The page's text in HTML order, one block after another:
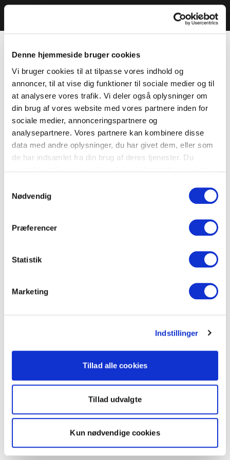
Denne hjemmeside bruger cookies
Vi bruger cookies til at tilpasse vores indhold og
annoncer, til at vise dig funktioner til sociale medier og til
at analysere vores trafik. Vi deler også oplysninger om
din brug af vores website med vores partnere inden for
sociale medier, annonceringspartnere og
analysepartnere. Vores partnere kan kombinere disse
data med andre oplysninger, du har givet dem, eller som
de har indsamlet fra din brug af deres tjenester. Du
Nødvendig
Præferencer
Statistik
Marketing
Indstillinger
Tillad alle cookies
Tillad udvalgte
Kun nødvendige cookies